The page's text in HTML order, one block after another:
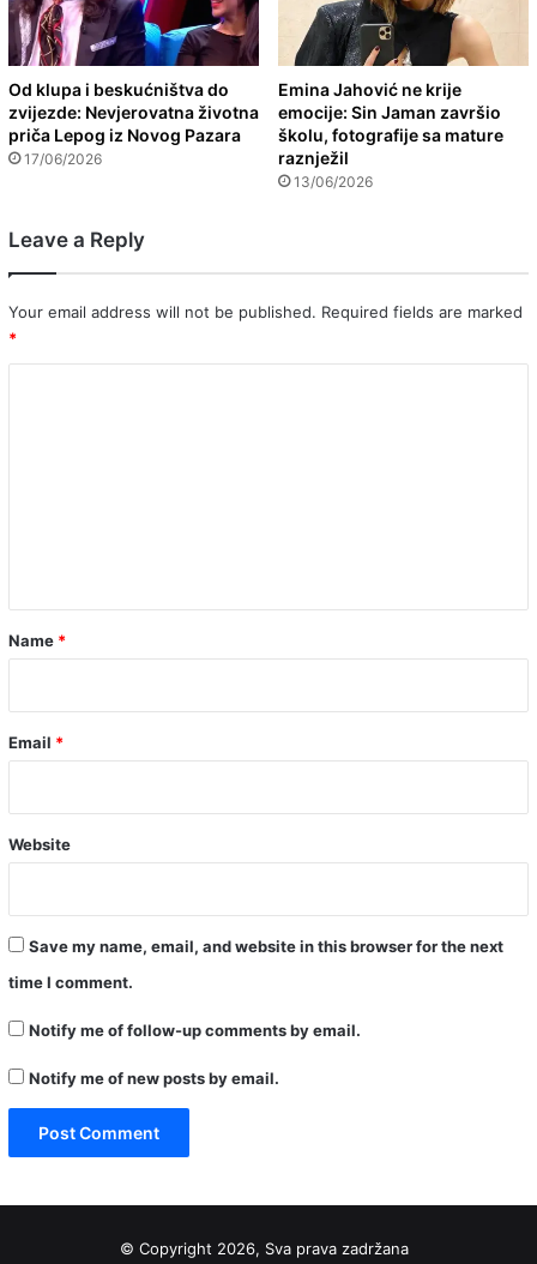
Od klupa i beskućništva do
zvijezde: Nevjerovatna životna
priča Lepog iz Novog Pazara
17/06/2026
Emina Jahović ne krije
emocije: Sin Jaman završio
školu, fotografije sa mature
raznježil
13/06/2026
Leave a Reply
Your email address will not be published. Required fields are marked
*
*
Name *
Email *
Website
Save my name, email, and website in this browser for the next
time I comment.
Notify me of follow-up comments by email.
Notify me of new posts by email.
© Copyright 2026, Sva prava zadržana